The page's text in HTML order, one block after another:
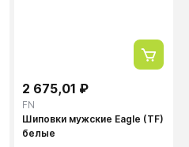
FN
2 675,01 ₽
Шиповки мужские Eagle (TF)
белые